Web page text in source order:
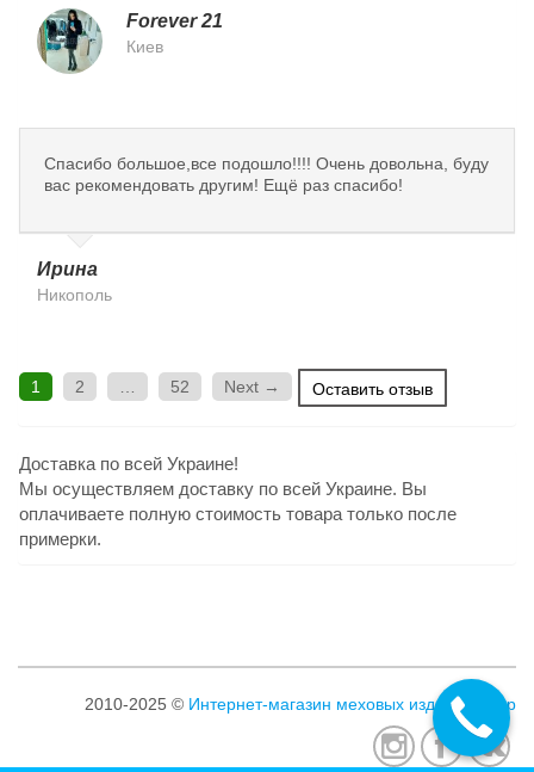
Forever 21
Киев
Спасибо большое,все подошло!!!! Очень довольна, буду
вас рекомендовать другим! Ещё раз спасибо!
Ирина
Никополь
1 2 52 Next → Оставить отзыв
Доставка по всей Украине!
Мы осуществляем доставку по всей Украине. Вы
оплачиваете полную стоимость товара только после
примерки.
2010-2025 © Интернет-магазин меховых изделий Клер